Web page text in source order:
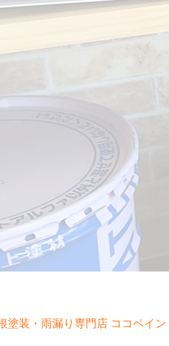
塗装・雨漏り専門店 ココペイン